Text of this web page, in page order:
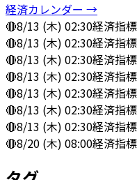
経済カレンダー →
🔴8/13 (木) 02:30経済指標
🔴8/13 (木) 02:30経済指標
🔴8/13 (木) 02:30経済指標
🔴8/13 (木) 02:30経済指標
🔴8/13 (木) 02:30経済指標
🔴8/13 (木) 02:30経済指標
🔴8/13 (木) 02:30経済指標
🔴8/20 (木) 08:00経済指標